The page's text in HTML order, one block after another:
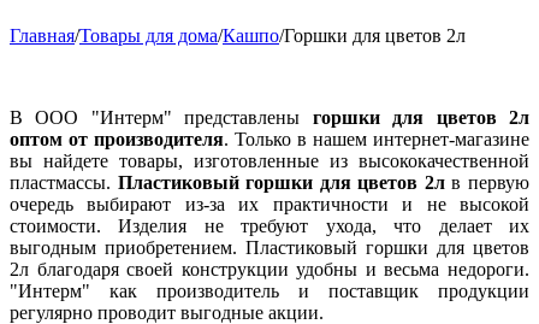
Главная/Товары для дома/Кашпо/Горшки для цветов 2л
В ООО "Интерм" представлены горшки для цветов 2л
оптом от производителя. Только в нашем интернет-магазине
вы найдете товары, изготовленные из высококачественной
пластмассы. Пластиковый горшки для цветов 2л в первую
очередь выбирают из-за их практичности и не высокой
стоимости. Изделия не требуют ухода, что делает их
выгодным приобретением. Пластиковый горшки для цветов
2л благодаря своей конструкции удобны и весьма недороги.
"Интерм" как производитель и поставщик продукции
регулярно проводит выгодные акции.